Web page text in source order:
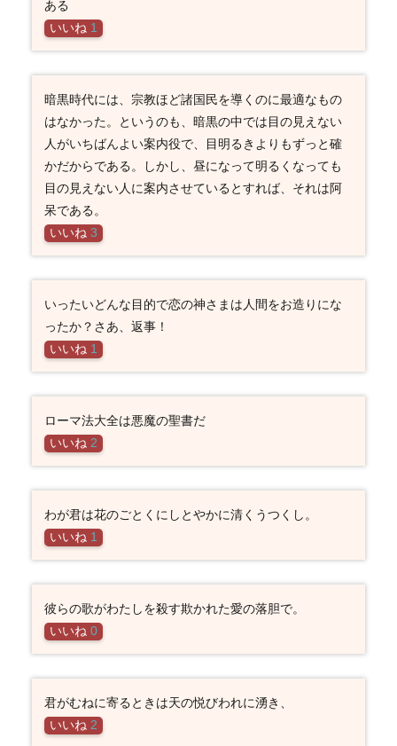
ある
いいね 1
暗黒時代には、宗教ほど諸国民を導くのに最適なもの
はなかった。というのも、暗黒の中では目の見えない
人がいちばんよい案内役で、目明るきよりもずっと確
かだからである。しかし、昼になって明るくなっても
目の見えない人に案内させているとすれば、それは阿
呆である。
いいね 3
いったいどんな目的で恋の神さまは人間をお造りにな
ったか？さあ、返事！
いいね 1
ローマ法大全は悪魔の聖書だ
いいね 2
わが君は花のごとくにしとやかに清くうつくし。
いいね 1
彼らの歌がわたしを殺す欺かれた愛の落胆で。
いいね 0
君がむねに寄るときは天の悦びわれに湧き、
いいね 2